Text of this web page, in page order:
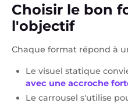
Choisir le bon
l'objectif
Chaque format répond à
Le visuel statique
avec une accroche
Le carrousel s'utilise